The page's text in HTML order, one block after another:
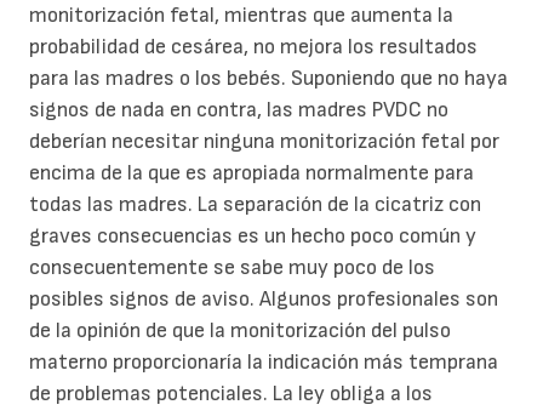
monitorización fetal, mientras que aumenta la
probabilidad de cesárea, no mejora los resultados
para las madres o los bebés. Suponiendo que no haya
signos de nada en contra, las madres PVDC no
deberían necesitar ninguna monitorización fetal por
encima de la que es apropiada normalmente para
todas las madres. La separación de la cicatriz con
graves consecuencias es un hecho poco común y
consecuentemente se sabe muy poco de los
posibles signos de aviso. Algunos profesionales son
de la opinión de que la monitorización del pulso
materno proporcionaría la indicación más temprana
de problemas potenciales. La ley obliga a los